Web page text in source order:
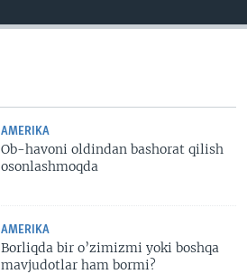
AMERIKA
Ob-havoni oldindan bashorat qilish
osonlashmoqda
AMERIKA
Borliqda bir o’zimizmi yoki boshqa
mavjudotlar ham bormi?